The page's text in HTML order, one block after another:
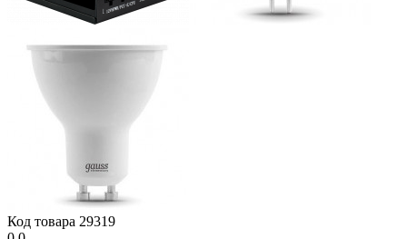
Код товара 29319